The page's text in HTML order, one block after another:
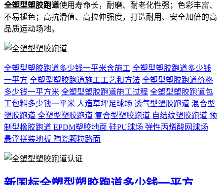
全塑型塑胶跑道使用寿命长，耐磨、耐老化性强；色彩丰富、
不易褪色；高抗滑值、高拉伸强度，打造耐用、安全加倍的高
品质运动场地。
全塑型塑胶跑道多少钱一平米含施工 全塑型塑胶跑道多少钱
一平方 全塑型塑胶跑道施工工艺和方法 全塑型塑胶跑道价格
多少钱一平方米 全塑型塑胶跑道施工过程 全塑型塑胶跑道包
工包料多少钱一平米 人造草坪足球场 透气型塑胶跑道 混合型
塑胶跑道 全塑型塑胶跑道 复合型塑胶跑道 自结纹塑胶跑道 预
制型橡胶跑道 EPDM塑胶地面 硅PU球场 弹性丙烯酸网球场
悬浮拼装地板 陶瓷颗粒路面